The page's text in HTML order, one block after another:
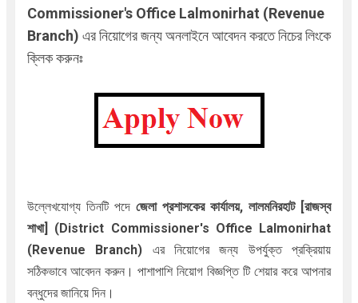
Commissioner's Office Lalmonirhat (Revenue
Branch) এর নিয়োগের জন্য অনলাইনে আবেদন করতে নিচের লিংকে
ক্লিক করুনঃ
উল্লেখযোগ্য তিনটি পদে জেলা প্রশাসকের কার্যালয়, লালমনিরহাট [রাজস্ব
শাখা] (District Commissioner's Office Lalmonirhat
(Revenue Branch)
এর নিয়োগের জন্য উপর্যুক্ত প্রক্রিয়ায়
সঠিকভাবে আবেদন করুন। পাশাপাশি নিয়োগ বিজ্ঞপ্তি টি শেয়ার করে আপনার
বন্ধুদের জানিয়ে দিন।